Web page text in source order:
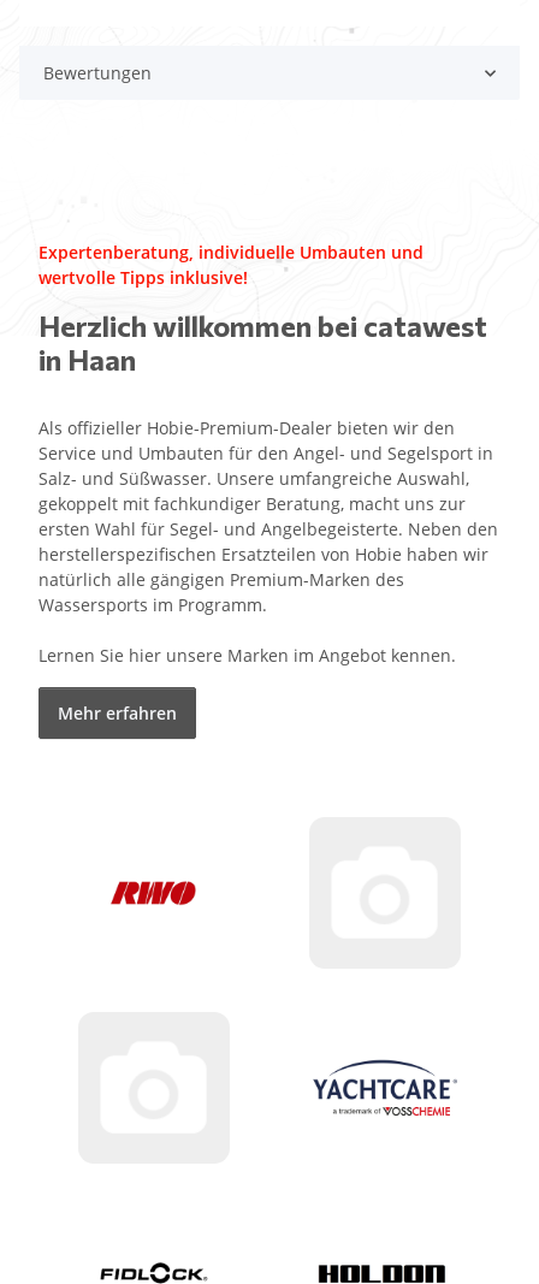
Bewertungen
Expertenberatung, individuelle Umbauten und
wertvolle Tipps inklusive!
Herzlich willkommen bei catawest
in Haan
Als offizieller Hobie-Premium-Dealer bieten wir den
Service und Umbauten für den Angel- und Segelsport in
Salz- und Süßwasser. Unsere umfangreiche Auswahl,
gekoppelt mit fachkundiger Beratung, macht uns zur
ersten Wahl für Segel- und Angelbegeisterte. Neben den
herstellerspezifischen Ersatzteilen von Hobie haben wir
natürlich alle gängigen Premium-Marken des
Wassersports im Programm.
Lernen Sie hier unsere Marken im Angebot kennen.
Mehr erfahren